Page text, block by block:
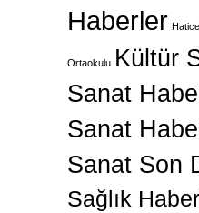
Haberler
Ortaokulu Kültür
Sanat
Sanat
Sanat Son
Sağlık